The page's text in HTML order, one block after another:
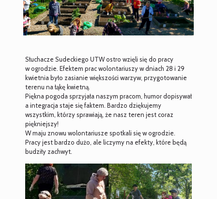
Słuchacze Sudeckiego UTW ostro wzięli się do pracy
w ogrodzie. Efektem prac wolontariuszy w dniach 28 i 29
kwietnia było zasianie większości warzyw, przygotowanie
terenu na łąkę kwietną.
Piękna pogoda sprzyjała naszym pracom, humor dopisywał
a integracja staje się faktem. Bardzo dziękujemy
wszystkim, którzy sprawiają, że nasz teren jest coraz
piękniejszy!
W maju znowu wolontariusze spotkali się w ogrodzie.
Pracy jest bardzo dużo, ale liczymy na efekty, które będą
budziły zachwyt.